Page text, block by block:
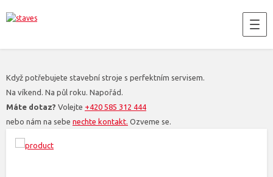
Když potřebujete stavební stroje s perfektním servisem.
Na víkend. Na půl roku. Napořád.
Máte dotaz? Volejte +420 585 312 444
nebo nám na sebe nechte kontakt. Ozveme se.